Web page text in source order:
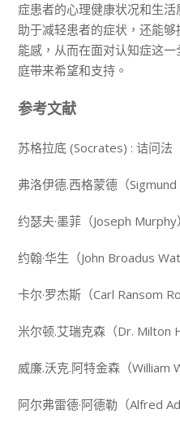
症患者的心理健康状况和生
助于减轻患者的症状，还能
能感，从而在面对认知症这
庭带来希望和支持。
参考文献
苏格拉底 (Socrates) : 诘问法
弗洛伊德.西格蒙德（
约瑟夫·墨菲（Joseph
约翰·华生（John Broadus
卡尔·罗杰斯（Carl Ransom
米尔顿.艾瑞克森（Dr. Milton
威廉.沃克.阿特金森（William
阿尔弗雷德·阿德勒（Alfred